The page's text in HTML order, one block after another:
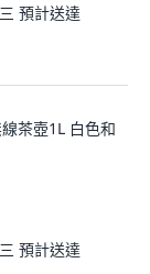
預計送達
茶壺1L 白色和
預計送達